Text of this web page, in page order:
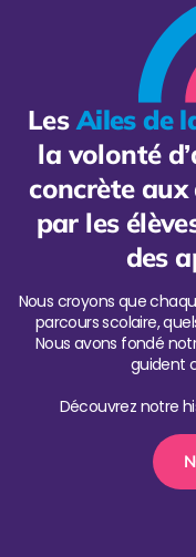
LesAiles de
la volonté
concrète
par les
des
Nous croyons que
parcours scolaire,
Nous avons fondé
guident
Découvrez notre